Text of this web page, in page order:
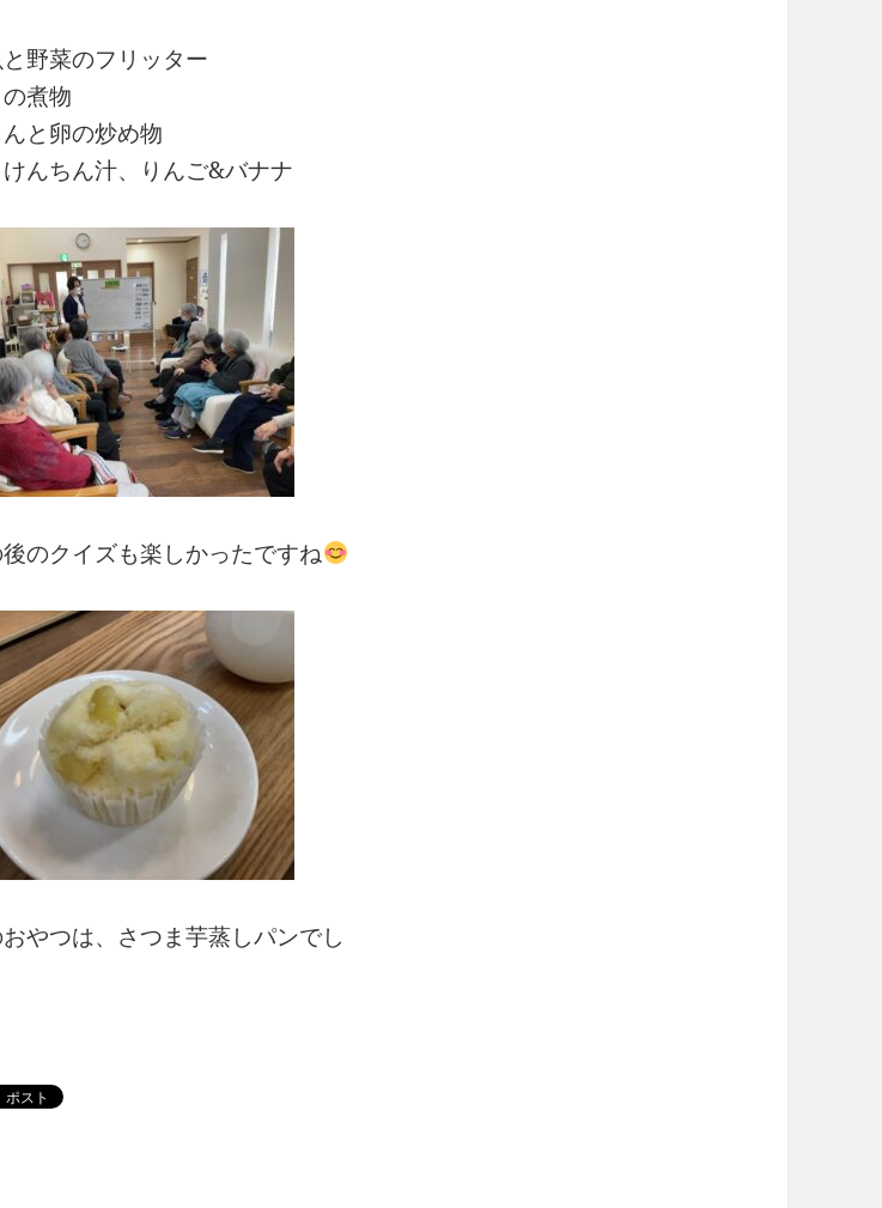
野菜のフリッター
煮物
と卵の炒め物
んちん汁、りんご&バナナ
のクイズも楽しかったですね
やつは、さつま芋蒸しパンでし